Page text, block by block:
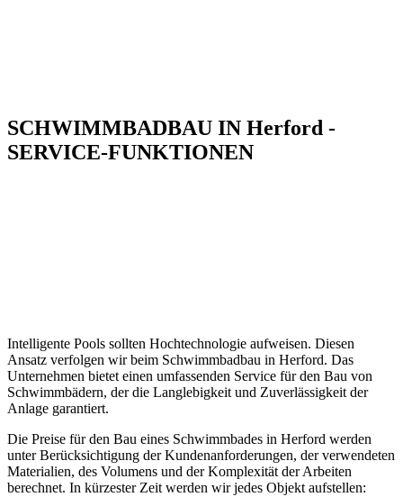
SCHWIMMBADBAU IN Herford -
SERVICE-FUNKTIONEN
Intelligente Pools sollten Hochtechnologie aufweisen. Diesen
Ansatz verfolgen wir beim Schwimmbadbau in Herford. Das
Unternehmen bietet einen umfassenden Service für den Bau von
Schwimmbädern, der die Langlebigkeit und Zuverlässigkeit der
Anlage garantiert.
Die Preise für den Bau eines Schwimmbades in Herford werden
unter Berücksichtigung der Kundenanforderungen, der verwendeten
Materialien, des Volumens und der Komplexität der Arbeiten
berechnet. In kürzester Zeit werden wir jedes Objekt aufstellen: